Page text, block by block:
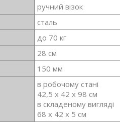
ручний візок
сталь
до 70 кг
28 см
150 мм
в робочому стані
42,5 х 42 х 98 см
в складеному вигляді
68 х 42 х 5 см